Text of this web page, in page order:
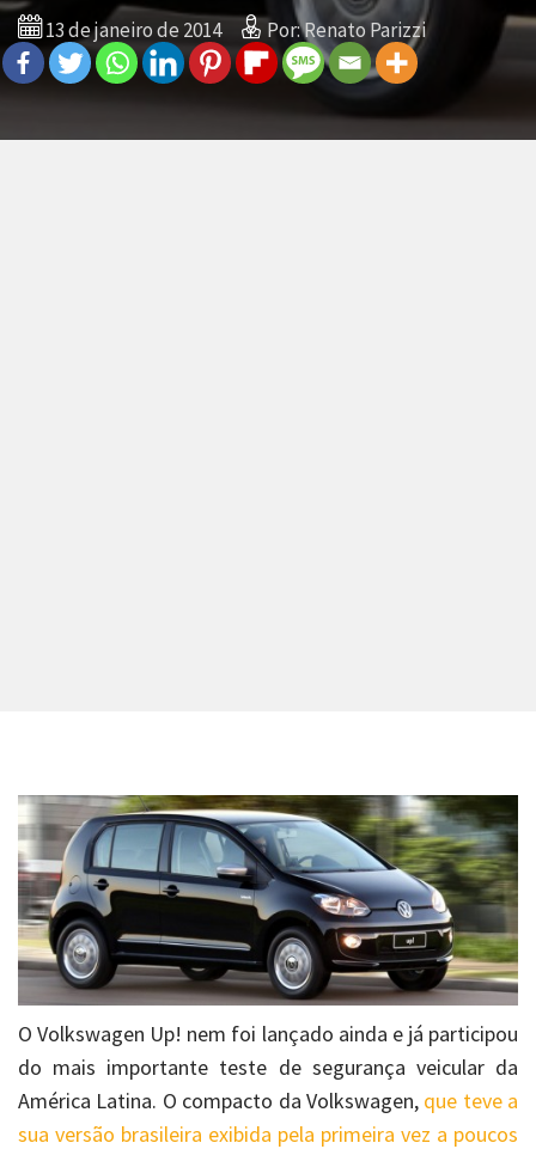
13 de janeiro de 2014 Por: Renato Parizzi
O Volkswagen Up! nem foi lançado ainda e já participou
do mais importante teste de segurança veicular da
América Latina. O compacto da Volkswagen, que teve a
sua versão brasileira exibida pela primeira vez a poucos